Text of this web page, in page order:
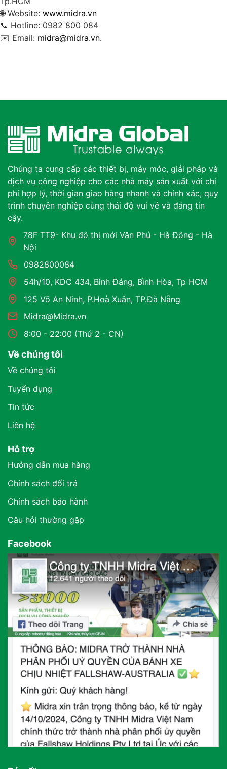
🌐 Website: www.midra.vn
📞 Hotline: 0982 800 084
✉️ Email: midra@midra.vn.
Chúng ta cung cấp các thiết bị, máy móc, giải pháp và
dịch vụ công nghiệp cho các nhà máy sản xuất với chi
phí hợp lý, thời gian giao hàng nhanh và chính xác, quy
trình chuyên nghiệp cùng thái độ vui vẻ và đáng tin
cậy.
78F TT9- Khu đô thị mới Văn Phú - Hà Đông - Hà
Nội
0982800084
54h/10, KDC 434, Bình Đáng, Bình Hòa, Tp HCM
125 Võ An Ninh, P.Hoà Xuân, TP.Đà Nẵng
Midra@Midra.vn
8:00 - 22:00 (Thứ 2 - CN)
Về chúng tôi
Về chúng tôi
Tuyển dụng
Tin tức
Liên hệ
Hỗ trợ
Hướng dẫn mua hàng
Chính sách đổi trả
Chính sách bảo hành
Câu hỏi thường gặp
Facebook